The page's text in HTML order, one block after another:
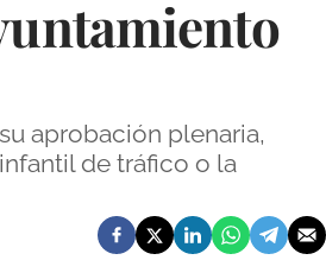
aprobación plenaria,
de tráfico o la